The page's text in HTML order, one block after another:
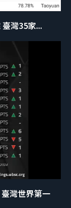
灣35家...
灣世界第一